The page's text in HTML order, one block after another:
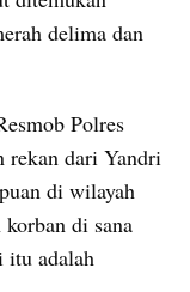
delima dan
Polres
rekan dari Yandri
di wilayah
di sana
itu adalah